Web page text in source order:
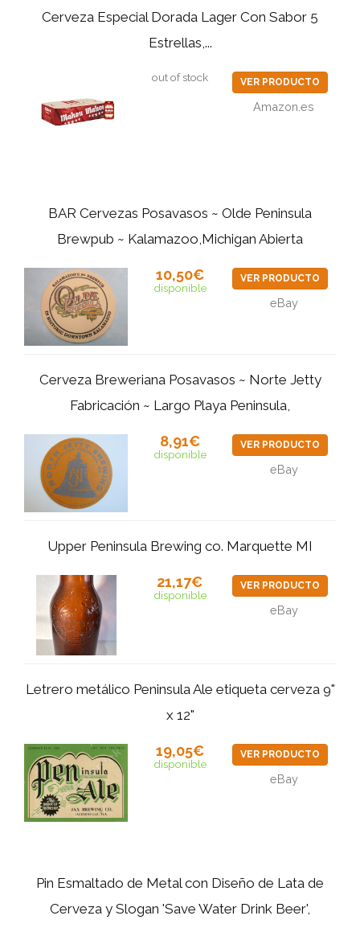
Cerveza Especial Dorada Lager Con Sabor 5
Estrellas,...
out of stock VER PRODUCTO
Amazon.es
BAR Cervezas Posavasos ~ Olde Peninsula
Brewpub ~ Kalamazoo,Michigan Abierta
10,50€
disponible
VER PRODUCTO
eBay
Cerveza Breweriana Posavasos ~ Norte Jetty
Fabricación ~ Largo Playa Peninsula,
8,91€
disponible
VER PRODUCTO
eBay
Upper Peninsula Brewing co. Marquette MI
21,17€
disponible
VER PRODUCTO
eBay
Letrero metálico Peninsula Ale etiqueta cerveza 9"
x 12"
19,05€
disponible
VER PRODUCTO
eBay
Pin Esmaltado de Metal con Diseño de Lata de
Cerveza y Slogan 'Save Water Drink Beer',